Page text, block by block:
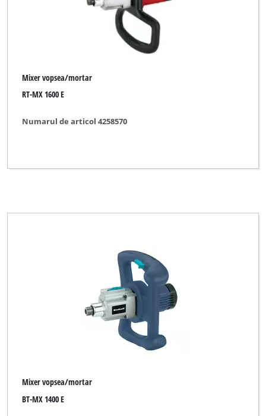
Mixer vopsea/mortar
RT-MX 1600 E
Numarul de articol 4258570
Mixer vopsea/mortar
BT-MX 1400 E